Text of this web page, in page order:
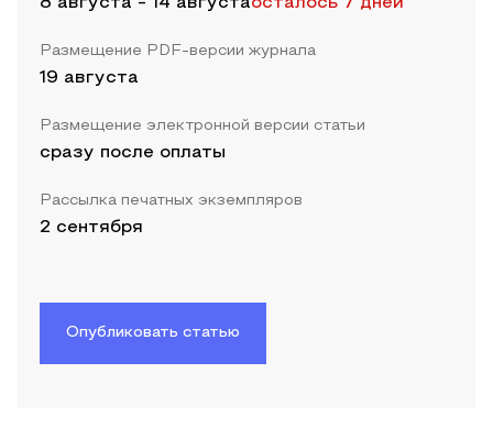
8 августа - 14 августаосталось 7 дней
Размещение PDF-версии журнала
19 августа
Размещение электронной версии статьи
сразу после оплаты
Рассылка печатных экземпляров
2 сентября
Опубликовать статью